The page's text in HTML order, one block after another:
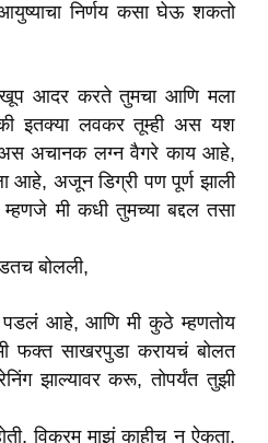
निर्णय कसा घेऊ शकतो
आदर करते तुमचा आणि मला
की इतक्या लवकर तूम्ही अस यश
अस अचानक लग्न वैगरे काय आहे,
अजून डिग्री पण पूर्ण झाली
म्हणजे मी कधी तुमच्या बद्दल तसा
बोलली,
पडलं आहे, आणि मी कुठे म्हणतोय
फक्त साखरपुडा करायचं बोलत
झाल्यावर करू, तोपर्यंत तुझी
विक्रम माझं काहीच न ऐकता,